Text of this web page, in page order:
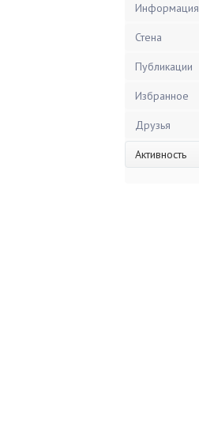
Информация
Стена
Публикации
Избранное
Друзья
Активность